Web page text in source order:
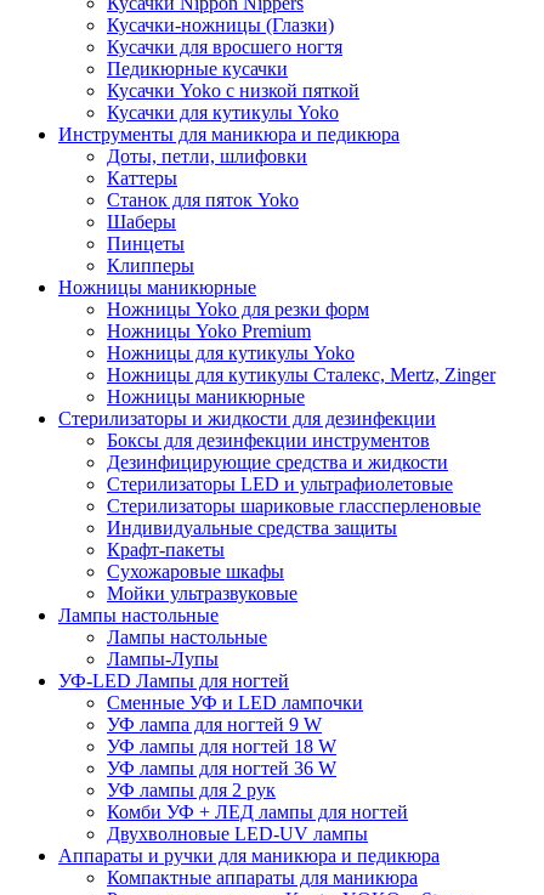
Кусачки-ножницы (Глазки)
Кусачки для вросшего ногтя
Педикюрные кусачки
Кусачки Yoko с низкой пяткой
Кусачки для кутикулы Yoko
Инструменты для маникюра и педикюра
Доты, петли, шлифовки
Каттеры
Станок для пяток Yoko
Шаберы
Пинцеты
Клипперы
Ножницы маникюрные
Ножницы Yoko для резки форм
Ножницы Yoko Premium
Ножницы для кутикулы Yoko
Ножницы для кутикулы Сталекс, Mertz, Zinger
Ножницы маникюрные
Стерилизаторы и жидкости для дезинфекции
Боксы для дезинфекции инструментов
Дезинфицирующие средства и жидкости
Стерилизаторы LED и ультрафиолетовые
Стерилизаторы шариковые глассперленовые
Индивидуальные средства защиты
Крафт-пакеты
Сухожаровые шкафы
Мойки ультразвуковые
Лампы настольные
Лампы настольные
Лампы-Лупы
УФ-LED Лампы для ногтей
Сменные УФ и LED лампочки
УФ лампа для ногтей 9 W
УФ лампы для ногтей 18 W
УФ лампы для ногтей 36 W
УФ лампы для 2 рук
Комби УФ + ЛЕД лампы для ногтей
Двухволновые LED-UV лампы
Аппараты и ручки для маникюра и педикюра
Компактные аппараты для маникюра